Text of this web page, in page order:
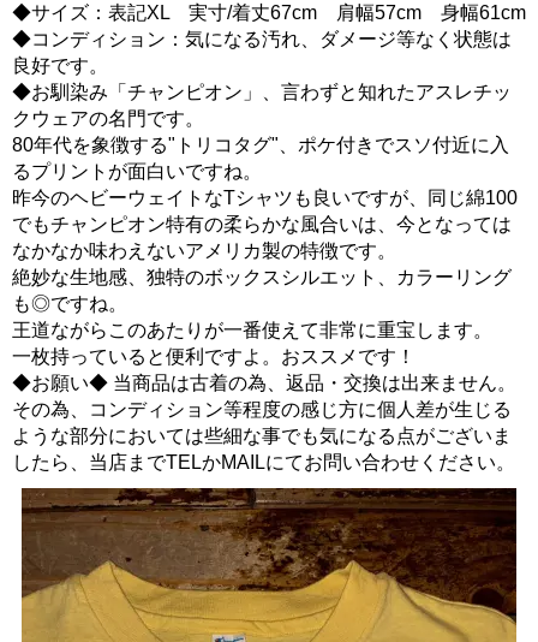
◆サイズ：表記XL 実寸/着丈67cm 肩幅57cm 身幅61cm
◆コンディション：気になる汚れ、ダメージ等なく状態は
良好です。
◆お馴染み「チャンピオン」、言わずと知れたアスレチッ
クウェアの名門です。
80年代を象徴する"トリコタグ"、ポケ付きでスソ付近に入
るプリントが面白いですね。
昨今のヘビーウェイトなTシャツも良いですが、同じ綿100
でもチャンピオン特有の柔らかな風合いは、今となっては
なかなか味わえないアメリカ製の特徴です。
絶妙な生地感、独特のボックスシルエット、カラーリング
も◎ですね。
王道ながらこのあたりが一番使えて非常に重宝します。
一枚持っていると便利ですよ。おススメです！
◆お願い◆ 当商品は古着の為、返品・交換は出来ません。
その為、コンディション等程度の感じ方に個人差が生じる
ような部分においては些細な事でも気になる点がございま
したら、当店までTELかMAILにてお問い合わせください。